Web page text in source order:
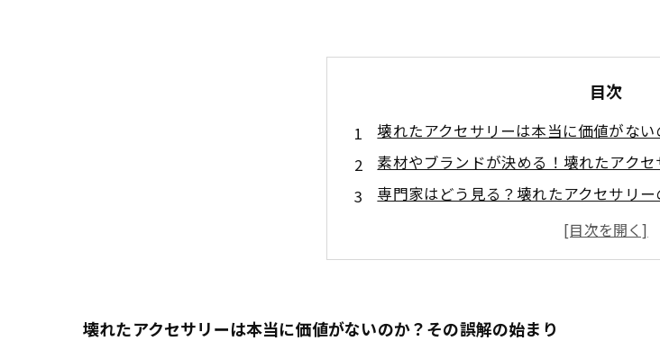
目次
壊れたアクセサリーは本当に価値がな
素材やブランドが決める！壊れたアク
専門家はどう見る？壊れたアクセサリ
価値の見極め方をマスター！失敗しない
売る前に知っておきたい！壊れたアク
まとめ：壊れたアクセサリーの価値を見
壊れたアクセサリーは本当に価値がないのか？その誤解の始まり